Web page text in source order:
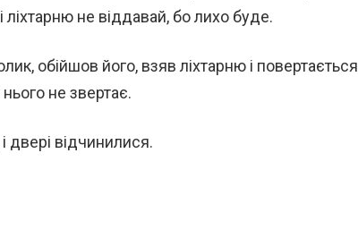
не віддавай, бо лихо буде.
обійшов його, взяв ліхтарню і повертається
не звертає.
відчинилися.